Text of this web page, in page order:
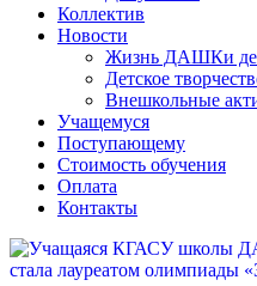
Коллектив
Новости
Жизнь ДАШКи
Детское
Внешкольные
Учащемуся
Поступающему
Стоимость обучения
Оплата
Контакты